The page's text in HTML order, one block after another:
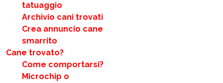
tatuaggio
Archivio cani trovati
Crea annuncio cane
smarrito
Cane trovato?
Come comportarsi?
Microchip o